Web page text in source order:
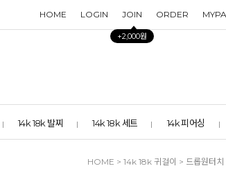
HOME LOGIN JOIN
+2,000원
ORDER
14k 18k 발찌 14k 18k 세트 14k 피어싱
HOME > 14k 18k 귀걸이 > 드롭원터치